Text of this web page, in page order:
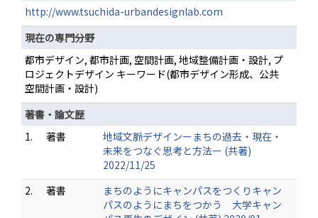
http://www.tsuchida-urbandesignlab.com
現在の専門分野
都市デザイン, 都市計画, 空間計画, 地域整備計画・設計, プ
ロジェクトデザイン キーワード(都市デザイン形成、公共
空間計画・設計)
著書・論文歴
1.
著書
地域文脈デザインーまちの過去・現在・
未来をつなぐ思考と方法ー (共著)
2022/11/25
2.
著書
まちのようにキャンパスをつくりキャン
パスのようにまちをつかう 大学キャン